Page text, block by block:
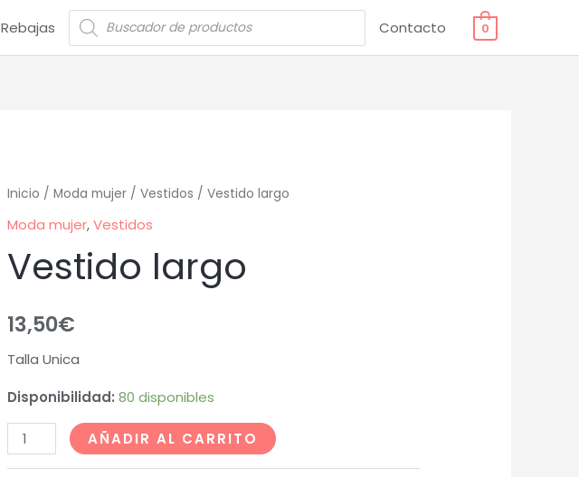
Rebajas Contacto 0
Inicio / Moda mujer/ Vestidos / Vestido largo
Moda mujer,Vestidos
Vestido largo
13,50€
Talla Unica
Disponibilidad: 80 disponibles
AÑADIR AL CARRITO